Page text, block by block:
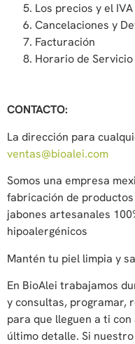
Los precios y el IVA
Cancelaciones y
Facturación
Horario de Servicio
CONTACTO:
La dirección para
ventas@bioalei.com
Somos una empresa
fabricación de
jabones artesanales
hipoalergénicos
Mantén tu piel limpia y
En BioAlei trabajamos
y consultas, programar,
para que lleguen a ti
último detalle. Si